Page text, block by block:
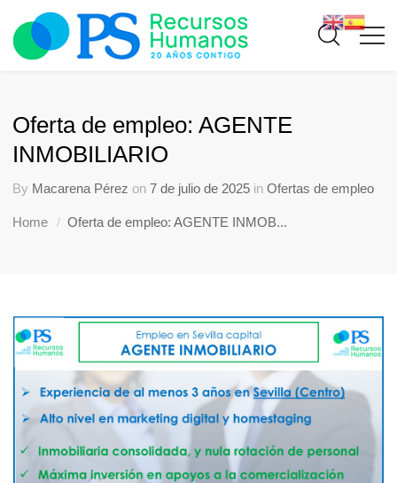
Oferta de empleo: AGENTE
INMOBILIARIO
By Macarena Pérez on 7 de julio de 2025 in Ofertas de empleo
Home Oferta de empleo: AGENTE INMOB...